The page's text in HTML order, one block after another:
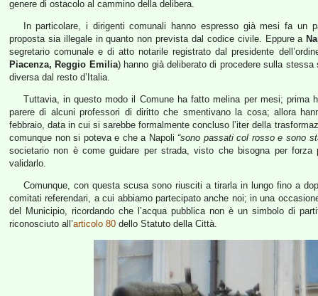
genere di ostacolo al cammino della delibera.
In particolare, i dirigenti comunali hanno espresso già mesi fa un
proposta sia illegale in quanto non prevista dal codice civile. Eppure a
segretario comunale e di atto notarile registrato dal presidente
Piacenza, Reggio Emilia) hanno già deliberato di procedere sulla
diversa dal resto d’Italia.
Tuttavia, in questo modo il Comune ha fatto melina per mesi;
parere di alcuni professori di diritto che smentivano la cosa; allora
febbraio, data in cui si sarebbe formalmente concluso l’iter della
comunque non si poteva e che a Napoli “sono passati col rosso e sono
societario non è come guidare per strada, visto che bisogna per
validarlo.
Comunque, con questa scusa sono riusciti a tirarla in lungo fino a
comitati referendari, a cui abbiamo partecipato anche noi; in una
del Municipio, ricordando che l’acqua pubblica non è un simbolo di
riconosciuto all’articolo 80 dello Statuto della Città.